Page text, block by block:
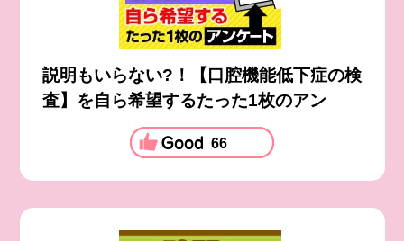
説明もいらない?！【口腔機能低下症の検
査】を自ら希望するたった1枚のアン
66